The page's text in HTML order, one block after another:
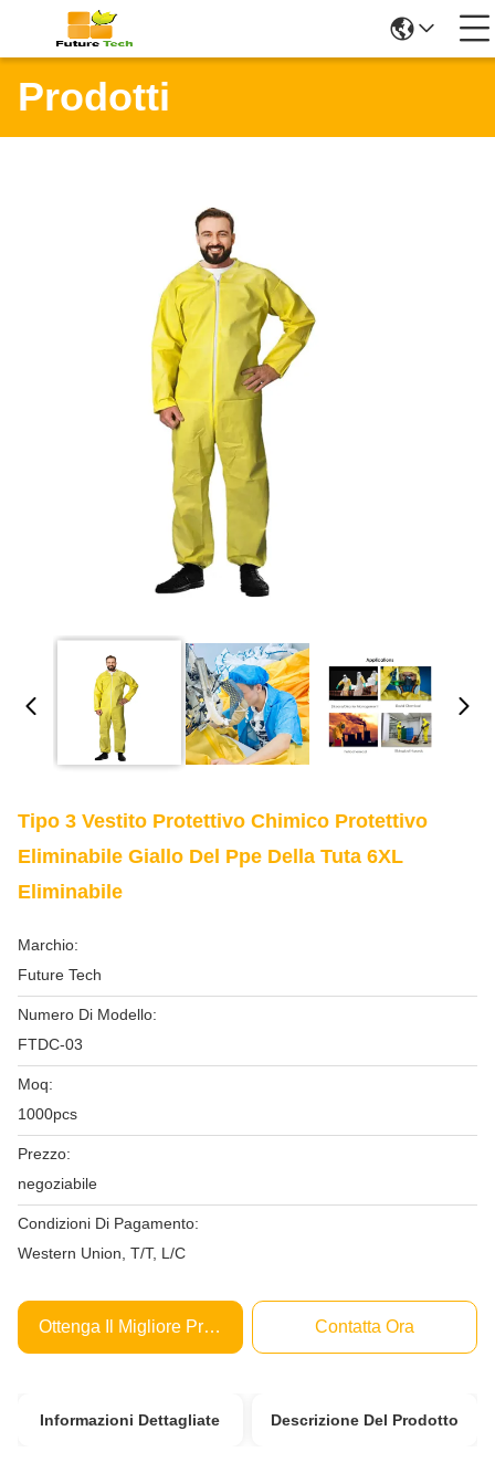
Prodotti
Tipo 3 Vestito Protettivo Chimico Protettivo
Eliminabile Giallo Del Ppe Della Tuta 6XL
Eliminabile
Marchio:
Future Tech
Numero Di Modello:
FTDC-03
Moq:
1000pcs
Prezzo:
negoziabile
Condizioni Di Pagamento:
Western Union, T/T, L/C
Ottenga Il Migliore Prezzo Contatta Ora
Informazioni Dettagliate Descrizione Del Prodotto